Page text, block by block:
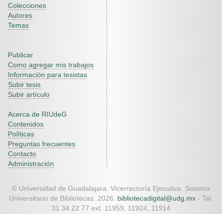
Colecciones
Autores
Temas
Publicar
Como agregar mis trabajos
Información para tesistas
Subir tesis
Subir artículo
Acerca de RIUdeG
Contenidos
Políticas
Preguntas frecuentes
Contacto
Administración
© Universidad de Guadalajara. Vicerrectoría Ejecutiva. Sistema
Universitario de Bibliotecas. 2026. bibliotecadigital@udg.mx - Tel.
31 34 22 77 ext. 11959, 11924, 11914